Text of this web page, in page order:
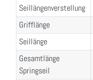
Seillängenverstellung
Grifflänge
Seillänge
Gesamtlänge
Springseil